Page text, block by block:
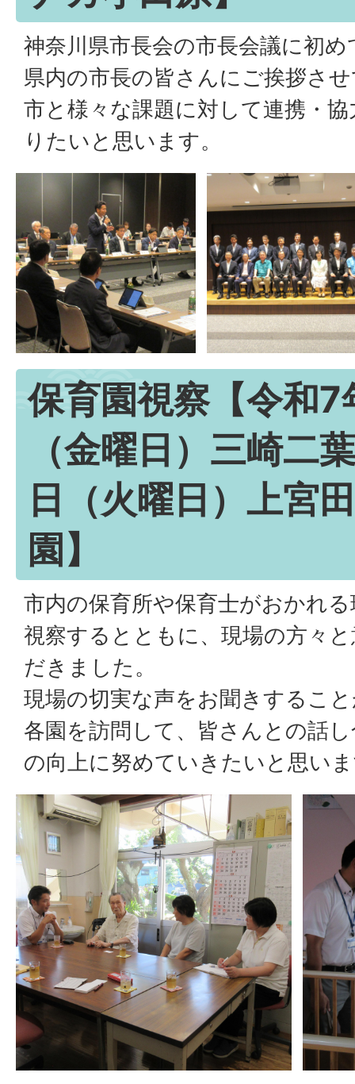
神奈川県市長会の市長会議に初
県内の市長の皆さんにご挨拶さ
市と様々な課題に対して連携・
りたいと思います。
保育園視察【令和
（金曜日）三崎二
日（火曜日）上宮
園】
市内の保育所や保育士がおかれ
視察するとともに、現場の方々
だきました。
現場の切実な声をお聞きするこ
各園を訪問して、皆さんとの話
の向上に努めていきたいと思い